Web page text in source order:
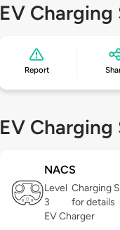
EV
Report
EV
NACS
Level
3
Charging
for details
EV Charger